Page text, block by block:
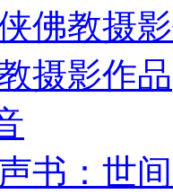
佛教摄
摄影作品
书：世